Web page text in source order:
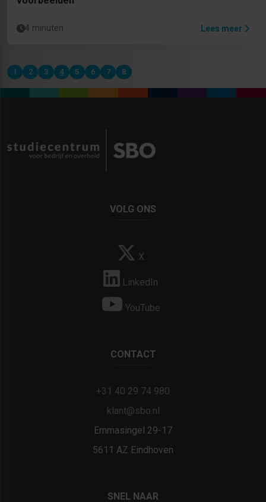
4 minuten Lees meer
1 2 3 4 5 6 7 8
VOLG ONS
X
LinkedIn
YouTube
CONTACT
+31 40 29 74 980
klant@sbo.nl
Emmasingel 29-17
5611 AZ Eindhoven
SNEL NAAR